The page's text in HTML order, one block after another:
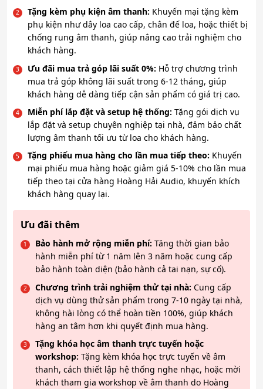
Tặng kèm phụ kiện âm thanh: Khuyến mại tặng kèm
phụ kiện như dây loa cao cấp, chân đế loa, hoặc thiết bị
chống rung âm thanh, giúp nâng cao trải nghiệm cho
khách hàng.
Ưu đãi mua trả góp lãi suất 0%: Hỗ trợ chương trình
mua trả góp không lãi suất trong 6-12 tháng, giúp
khách hàng dễ dàng tiếp cận sản phẩm có giá trị cao.
Miễn phí lắp đặt và setup hệ thống: Tặng gói dịch vụ
lắp đặt và setup chuyên nghiệp tại nhà, đảm bảo chất
lượng âm thanh tối ưu từ loa cho khách hàng.
Tặng phiếu mua hàng cho lần mua tiếp theo: Khuyến
mại phiếu mua hàng hoặc giảm giá 5-10% cho lần mua
tiếp theo tại cửa hàng Hoàng Hải Audio, khuyến khích
khách hàng quay lại.
Ưu đãi thêm
Bảo hành mở rộng miễn phí: Tăng thời gian bảo
hành miễn phí từ 1 năm lên 3 năm hoặc cung cấp
bảo hành toàn diện (bảo hành cả tai nạn, sự cố).
Chương trình trải nghiệm thử tại nhà: Cung cấp
dịch vụ dùng thử sản phẩm trong 7-10 ngày tại nhà,
không hài lòng có thể hoàn tiền 100%, giúp khách
hàng an tâm hơn khi quyết định mua hàng.
Tặng khóa học âm thanh trực tuyến hoặc
workshop: Tặng kèm khóa học trực tuyến về âm
thanh, cách thiết lập hệ thống nghe nhạc, hoặc mời
khách tham gia workshop về âm thanh do Hoàng